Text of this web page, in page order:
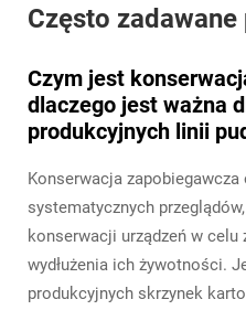
Często zadawane
Czym jest
dlaczego jest ważna
produkcyjnych linii
Konserwacja
systematycznych
konserwacji urządzeń w
wydłużenia ich żywotności.
produkcyjnych skrzynek